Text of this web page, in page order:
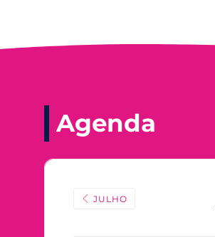
Agenda
JULHO